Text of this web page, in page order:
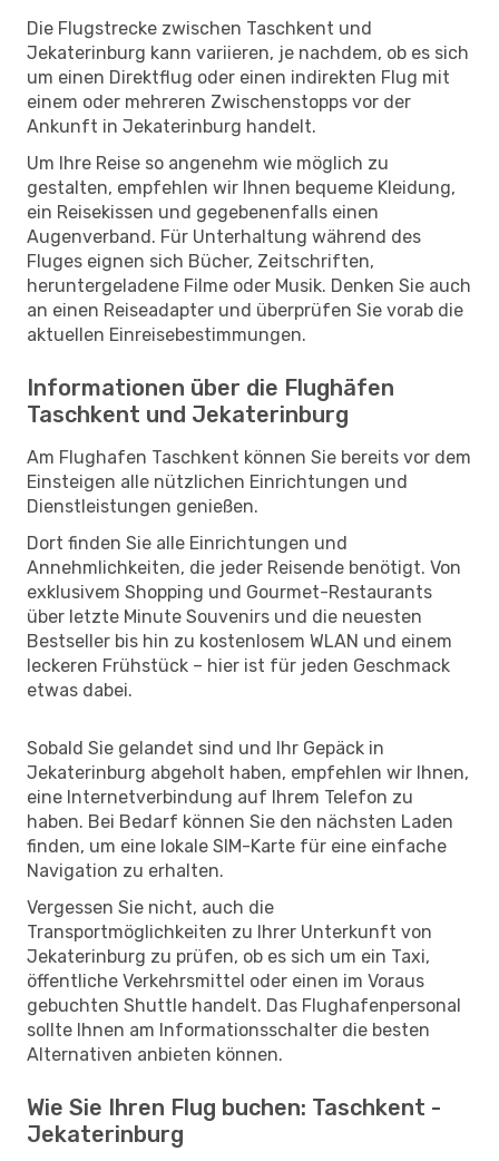
Die Flugstrecke zwischen Taschkent und
Jekaterinburg kann variieren, je nachdem, ob es sich
um einen Direktflug oder einen indirekten Flug mit
einem oder mehreren Zwischenstopps vor der
Ankunft in Jekaterinburg handelt.
Um Ihre Reise so angenehm wie möglich zu
gestalten, empfehlen wir Ihnen bequeme Kleidung,
ein Reisekissen und gegebenenfalls einen
Augenverband. Für Unterhaltung während des
Fluges eignen sich Bücher, Zeitschriften,
heruntergeladene Filme oder Musik. Denken Sie auch
an einen Reiseadapter und überprüfen Sie vorab die
aktuellen Einreisebestimmungen.
Informationen über die Flughäfen
Taschkent und Jekaterinburg
Am Flughafen Taschkent können Sie bereits vor dem
Einsteigen alle nützlichen Einrichtungen und
Dienstleistungen genießen.
Dort finden Sie alle Einrichtungen und
Annehmlichkeiten, die jeder Reisende benötigt. Von
exklusivem Shopping und Gourmet-Restaurants
über letzte Minute Souvenirs und die neuesten
Bestseller bis hin zu kostenlosem WLAN und einem
leckeren Frühstück – hier ist für jeden Geschmack
etwas dabei.
Sobald Sie gelandet sind und Ihr Gepäck in
Jekaterinburg abgeholt haben, empfehlen wir Ihnen,
eine Internetverbindung auf Ihrem Telefon zu
haben. Bei Bedarf können Sie den nächsten Laden
finden, um eine lokale SIM-Karte für eine einfache
Navigation zu erhalten.
Vergessen Sie nicht, auch die
Transportmöglichkeiten zu Ihrer Unterkunft von
Jekaterinburg zu prüfen, ob es sich um ein Taxi,
öffentliche Verkehrsmittel oder einen im Voraus
gebuchten Shuttle handelt. Das Flughafenpersonal
sollte Ihnen am Informationsschalter die besten
Alternativen anbieten können.
Wie Sie Ihren Flug buchen: Taschkent -
Jekaterinburg